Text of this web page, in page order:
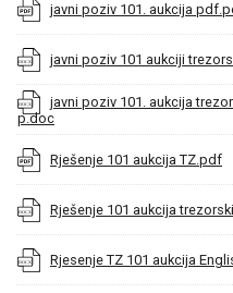
javni poziv 101. aukcija
javni poziv 101 aukciji
javni poziv 101. aukcija
p.doc
Rješenje 101 aukcija TZ.pdf
Rješenje 101 aukcija
Rjesenje TZ 101 aukcija